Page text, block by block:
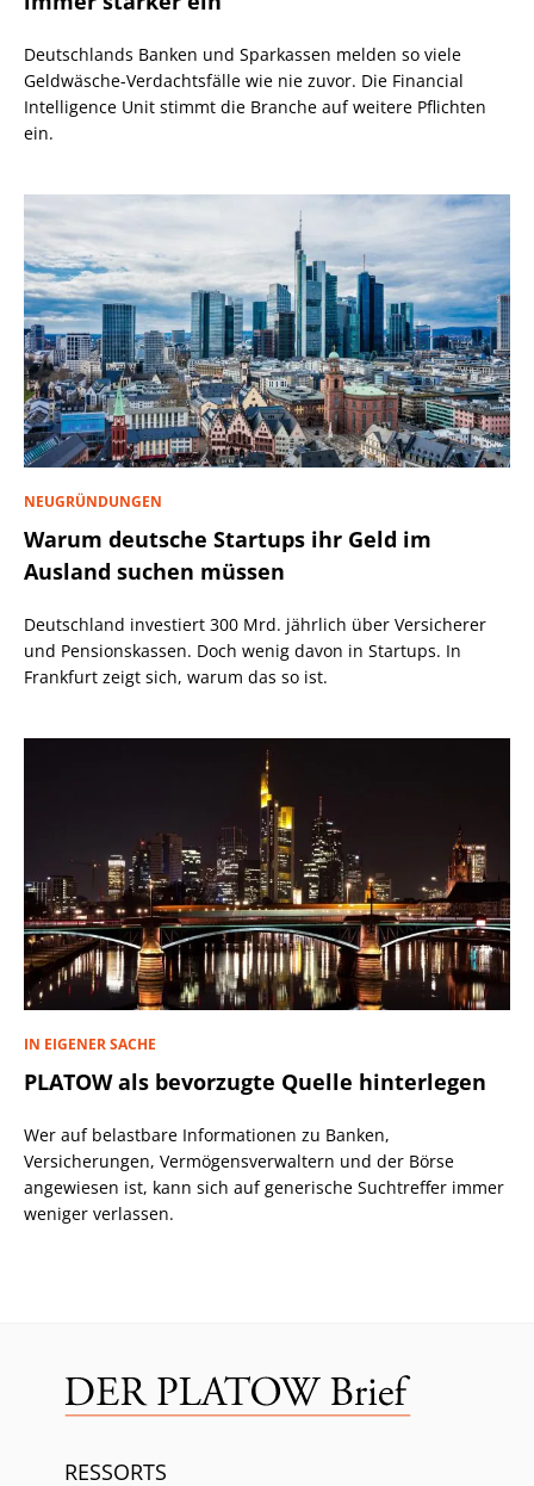
Deutschlands Banken und Sparkassen melden so viele
Geldwäsche-Verdachtsfälle wie nie zuvor. Die Financial
Intelligence Unit stimmt die Branche auf weitere Pflichten
ein.
NEUGRÜNDUNGEN
Warum deutsche Startups ihr Geld im
Ausland suchen müssen
Deutschland investiert 300 Mrd. jährlich über Versicherer
und Pensionskassen. Doch wenig davon in Startups. In
Frankfurt zeigt sich, warum das so ist.
IN EIGENER SACHE
PLATOW als bevorzugte Quelle hinterlegen
Wer auf belastbare Informationen zu Banken,
Versicherungen, Vermögensverwaltern und der Börse
angewiesen ist, kann sich auf generische Suchtreffer immer
weniger verlassen.
RESSORTS